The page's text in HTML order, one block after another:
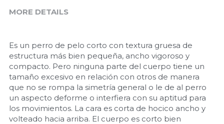
MORE DETAILS
Es un perro de pelo corto con textura gruesa de
estructura más bien pequeña, ancho vigoroso y
compacto. Pero ninguna parte del cuerpo tiene un
tamaño excesivo en relación con otros de manera
que no se rompa la simetría general o le de al perro
un aspecto deforme o interfiera con su aptitud para
los movimientos. La cara es corta de hocico ancho y
volteado hacia arriba. El cuerpo es corto bien